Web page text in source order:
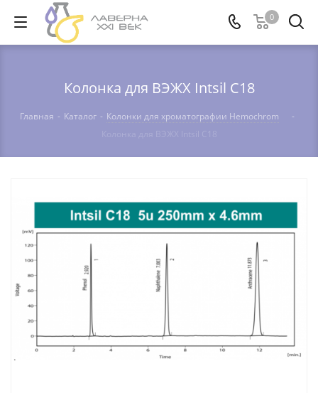
0
Колонка для ВЭЖХ Intsil C18
Главная - Каталог - Колонки для хроматографии Hemochrom
-